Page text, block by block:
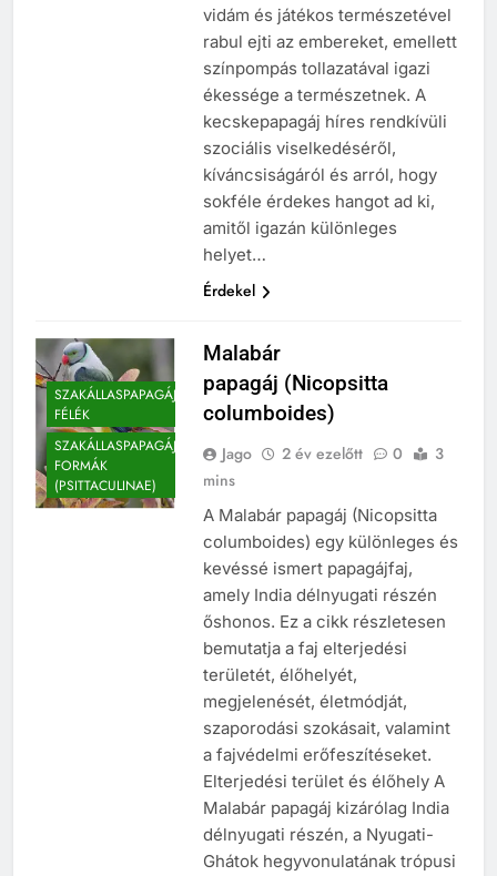
vidám és játékos természetével
rabul ejti az embereket, emellett
színpompás tollazatával igazi
ékessége a természetnek. A
kecskepapagáj híres rendkívüli
szociális viselkedéséről,
kíváncsiságáról és arról, hogy
sokféle érdekes hangot ad ki,
amitől igazán különleges
helyet…
Érdekel
SZAKÁLLASPAPAGÁJ
FÉLÉK
SZAKÁLLASPAPAGÁJ-
FORMÁK
(PSITTACULINAE)
Malabár
papagáj (Nicopsitta
columboides)
Jago 2 év ezelőtt 0
3
mins
A Malabár papagáj (Nicopsitta
columboides) egy különleges és
kevéssé ismert papagájfaj,
amely India délnyugati részén
őshonos. Ez a cikk részletesen
bemutatja a faj elterjedési
területét, élőhelyét,
megjelenését, életmódját,
szaporodási szokásait, valamint
a fajvédelmi erőfeszítéseket.
Elterjedési terület és élőhely A
Malabár papagáj kizárólag India
délnyugati részén, a Nyugati-
Ghátok hegyvonulatának trópusi